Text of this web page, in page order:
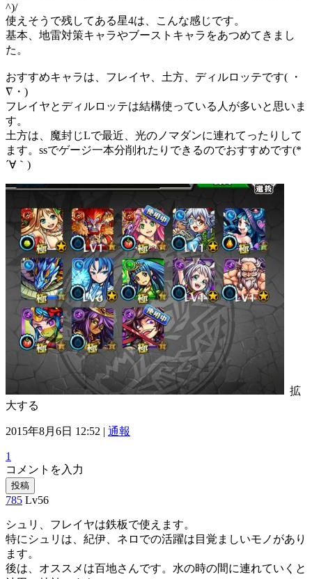
^)/
使えそうで残してある星4は、こんな感じです。
基本、地雷対策キャラやブーストキャラをあつめてきまし
た。
おすすめキャラは、フレイヤ、土方、ディルロッテです( ・
∇・)
フレイヤとディルロッテは結構使っている人が多いと思いま
す。
土方は、魔封じLで最近、光のノマダンに連れてったりして
ます。ssでゲージ一本分削れたりできるのでおすすめです(*
´∀｀)
拡
大する
2015年8月6日 12:52 | 通報
1
コメントを入力
投稿
785 Lv56
シュリ、フレイヤは鉄板で使えます。
特にシュリは、紀伊、ネロでの活躍は目覚ましいモノがあり
ます。
後は、オススメは百地さんです。水の時の間に連れていくと